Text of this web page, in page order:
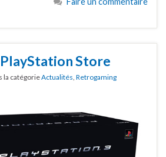
PlayStation Store
la catégorieActualités, Retrogaming